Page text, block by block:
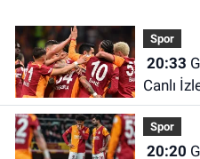
Spor
20:33
Canlı İzle | Galatasaray -
Maçı
Maçı İzle
Spor
20:20